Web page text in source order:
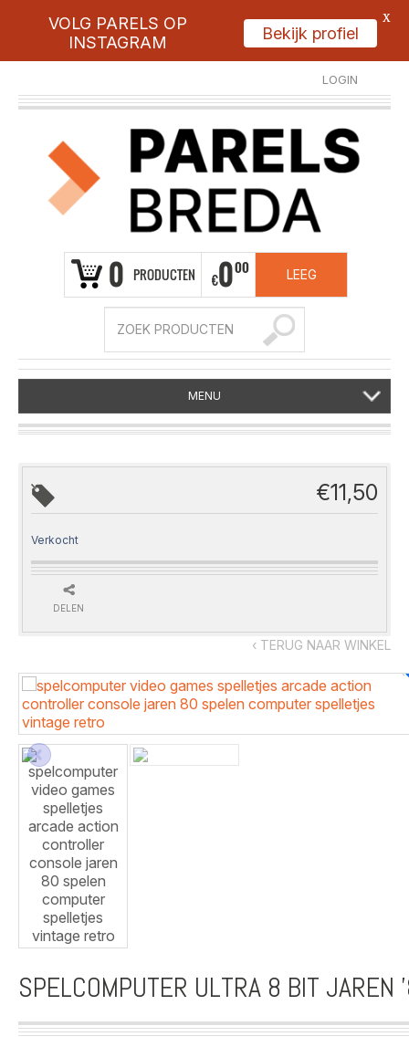
LOGIN
REGISTREER
0 PRODUCTEN €000 LEEG
MENU
‹ TERUG NAAR WINKEL
SPELCOMPUTER ULTRA 8 BIT JAREN
€11,50
Verkocht
DELEN
VOLG PARELS OP
INSTAGRAM
Bekijk profiel
X